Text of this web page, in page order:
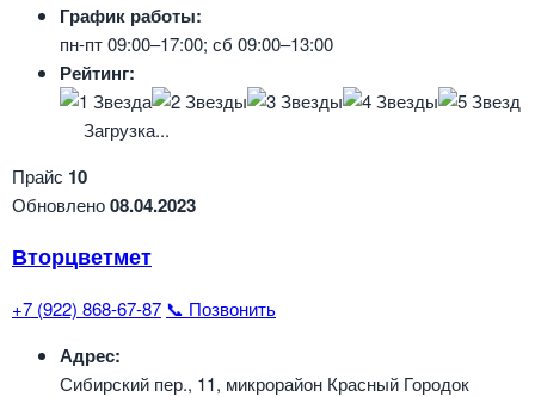
График работы:
пн-пт 09:00–17:00; сб 09:00–13:00
Рейтинг:
Загрузка...
Прайс 10
Обновлено08.04.2023
Вторцветмет
+7 (922) 868-67-87 📞 Позвонить
Адрес:
Сибирский пер., 11, микрорайон Красный Городок